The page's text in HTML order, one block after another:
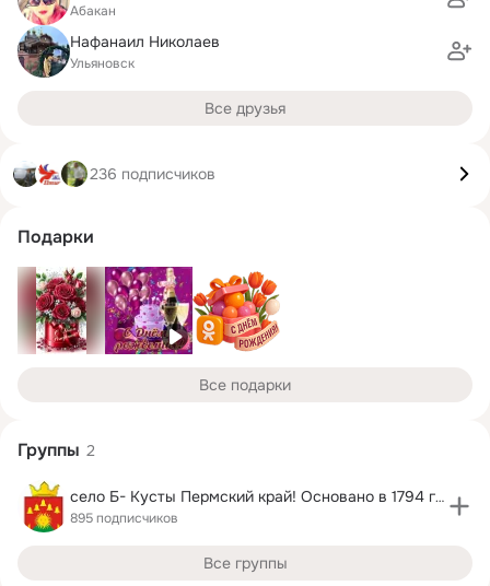
Абакан
Нафанаил Николаев
Ульяновск
Все друзья
236 подписчиков
Подарки
Все подарки
Группы 2
село Б- Кусты Пермский край! Основано в 1794 году!
895 подписчиков
Все группы